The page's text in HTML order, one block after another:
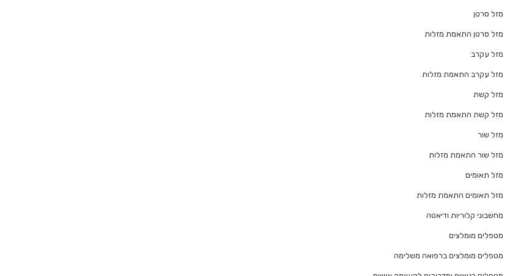
מזל סרטן
מזל סרטן התאמת מזלות
מזל עקרב
מזל עקרב התאמת מזלות
מזל קשת
מזל קשת התאמת מזלות
מזל שור
מזל שור התאמת מזלות
מזל תאומים
מזל תאומים התאמת מזלות
מחשבוני קלוריות ודיאטה
מטפלים מומלצים
מטפלים מומלצים ברפואה משלימה